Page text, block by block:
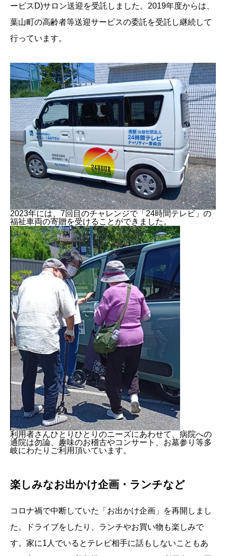
ービスD)サロン送迎を受託しました。2019年度からは、
葉山町の高齢者等送迎サービスの委託を受託し継続して
行っています。
2023年には、7回目のチャレンジで「24時間テレビ」の
福祉車両の寄贈を受けることができました。
利用者さんひとりひとりのニーズにあわせて、病院への
通院は勿論、趣味のお稽古やコンサート、お墓参り等多
岐にわたりご利用頂いています。
楽しみなお出かけ企画・ランチなど
コロナ禍で中断していた「お出かけ企画」を再開しまし
た。ドライブをしたり、ランチやお買い物も楽しみで
す。家に1人でいるとテレビ相手に話もしないこともあ